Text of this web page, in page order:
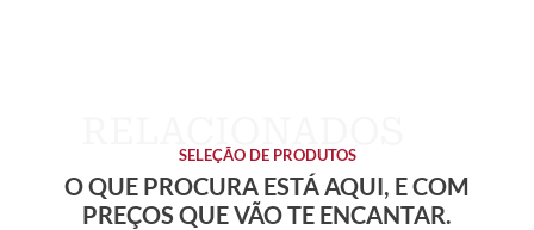
SELEÇÃO DE PRODUTOS
O QUE PROCURA ESTÁ AQUI, E COM
PREÇOS QUE VÃO TE ENCANTAR.